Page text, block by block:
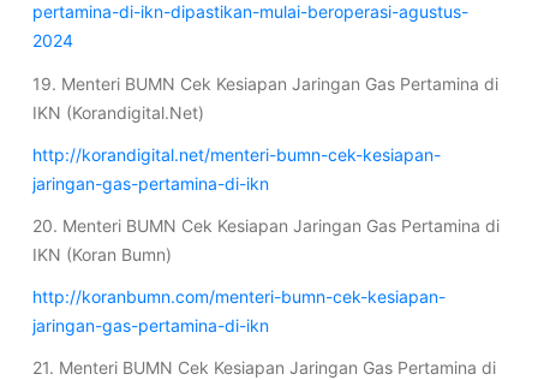
pertamina-di-ikn-dipastikan-mulai-beroperasi-agustus-
2024
19. Menteri BUMN Cek Kesiapan Jaringan Gas Pertamina di
IKN (Korandigital.Net)
http://korandigital.net/menteri-bumn-cek-kesiapan-
jaringan-gas-pertamina-di-ikn
20. Menteri BUMN Cek Kesiapan Jaringan Gas Pertamina di
IKN (Koran Bumn)
http://koranbumn.com/menteri-bumn-cek-kesiapan-
jaringan-gas-pertamina-di-ikn
21. Menteri BUMN Cek Kesiapan Jaringan Gas Pertamina di